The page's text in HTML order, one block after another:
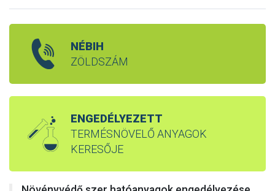
NÉBIH
ZÖLDSZÁM
ENGEDÉLYEZETT
TERMÉSNÖVELŐ ANYAGOK
KERESŐJE